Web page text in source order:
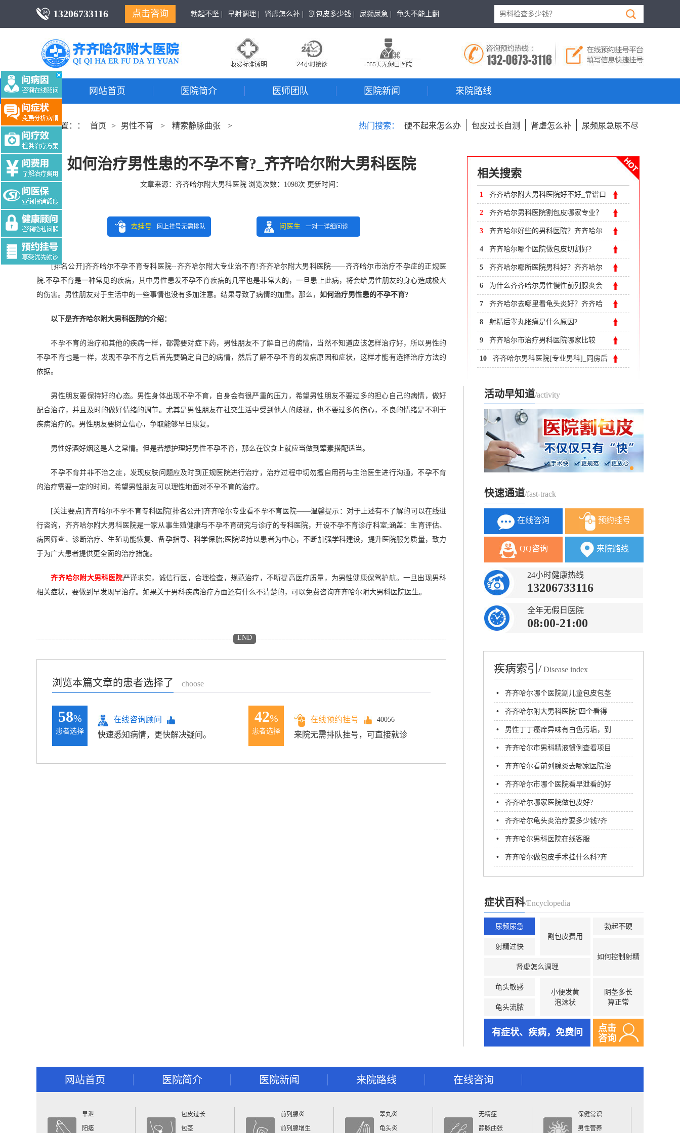
13206733116 点击咨询 勃起不坚 | 早射调理 | 肾虚怎么补 | 割包皮多少钱 | 尿频尿急 | 龟头不能上翻
网站首页 医院简介 医师团队 医院新闻 来院路线
当前位置：： 首页 > 男性不育 > 精索静脉曲张 > 热门搜索： 硬不起来怎么办 包皮过长自测 肾虚怎么补 尿频尿急尿不尽
如何治疗男性患的不孕不育?_齐齐哈尔附大男科医院
文章来源： 齐齐哈尔附大男科医院 浏览次数： 1098次 更新时间：
去挂号 网上挂号无需排队 问医生 一对一详细问诊
Tag:$tag
[排名公开]齐齐哈尔不孕不育专科医院--齐齐哈尔附大专业治不育!齐齐哈尔附大男科医院——齐齐哈尔市治疗不孕症的正规医
院.不孕不育是一种常见的疾病，其中男性患发不孕不育疾病的几率也是非常大的，一旦患上此病，将会给男性朋友的身心造成极大
的伤害。男性朋友对于生活中的一些事情也没有多加注意。结果导致了病情的加重。那么， 如何治疗男性患的不孕不育?
以下是齐齐哈尔附大男科医院的介绍：
不孕不育的治疗和其他的疾病一样，都需要对症下药，男性朋友不了解自己的病情，当然不知道应该怎样治疗好，所以男性的
不孕不育也是一样，发现不孕不育之后首先要确定自己的病情，然后了解不孕不育的发病原因和症状，这样才能有选择治疗方法的
依据。
男性朋友要保持好的心态。男性身体出现不孕不育，自身会有很严重的压力，希望男性朋友不要过多的担心自己的病情，做好
配合治疗，并且及时的做好情绪的调节。尤其是男性朋友在社交生活中受到他人的歧视，也不要过多的伤心，不良的情绪是不利于
疾病治疗的。男性朋友要树立信心，争取能够早日康复。
男性好酒好烟这是人之常情。但是若想护理好男性不孕不育，那么在饮食上就应当做到荤素搭配适当。
不孕不育并非不治之症，发现皮肤问题应及时到正规医院进行治疗，治疗过程中切勿擅自用药与主治医生进行沟通，不孕不育
的治疗需要一定的时间，希望男性朋友可以理性地面对不孕不育的治疗。
[关注要点]齐齐哈尔不孕不育专科医院[排名公开]齐齐哈尔专业看不孕不育医院——温馨提示：对于上述有不了解的可以在线进
行咨询，齐齐哈尔附大男科医院是一家从事生殖健康与不孕不育研究与诊疗的专科医院，开设不孕不育诊疗科室;涵盖：生育评估、
病因筛查、诊断治疗、生殖功能恢复、备孕指导、科学保胎;医院坚持以患者为中心，不断加强学科建设，提升医院服务质量，致力
于为广大患者提供更全面的治疗措施。
齐齐哈尔附大男科医院严谨求实，诚信行医，合理检查，规范治疗，不断提高医疗质量，为男性健康保驾护航。一旦出现男科
相关症状，要做到早发现早治疗。如果关于男科疾病治疗方面还有什么不清楚的，可以免费咨询齐齐哈尔附大男科医院医生。
END
浏览本篇文章的患者选择了 choose
58%
患者选择
在线咨询顾问
快速悉知病情，更快解决疑问。
42%
患者选择
在线预约挂号 40056
来院无需排队挂号，可直接就诊
相关搜索
1 齐齐哈尔附大男科医院好不好_靠谱口
碑
2 齐齐哈尔男科医院割包皮哪家专业？
齐市附大医院男科
3 齐齐哈尔好些的男科医院？齐齐哈尔
附大男科医院
4 齐齐哈尔哪个医院做包皮切割好?
5 齐齐哈尔哪所医院男科好？齐齐哈尔
附大男科医院
6 为什么齐齐哈尔男性慢性前列腺炎会
反复发作?
7 齐齐哈尔去哪里看龟头炎好？齐齐哈
尔附大男科医院
8 射精后睾丸胀痛是什么原因?
9 齐齐哈尔市治疗男科医院哪家比较
好？齐市附大医院男科
10 齐齐哈尔男科医院[专业男科]_同房后
活动早知道/activity
快速通道/fast-track
在线咨询 预约挂号
QQ咨询 来院路线
24小时健康热线
13206733116
全年无假日医院
08:00-21:00
疾病索引/ Disease index
• 齐齐哈尔哪个医院割儿童包皮包茎
好
• 齐齐哈尔附大男科医院“四个看得
见”诊疗新模式 赢得患者认可!
• ​男性丁丁瘙痒异味有白色污垢，到
齐齐哈尔哪家医院治疗​
• 齐齐哈尔市男科精液惯例查看项目
有哪些?
• 齐齐哈尔看前列腺炎去哪家医院治
疗好？齐齐哈尔附大男科医院
• 齐齐哈尔市哪个医院看早泄看的好
• 齐齐哈尔哪家医院做包皮好?
• 齐齐哈尔龟头炎治疗要多少钱?齐
齐哈尔附大男科医院
• 齐齐哈尔男科医院在线客服
• 齐齐哈尔做包皮手术挂什么科?齐
齐哈尔附大男科医院
症状百科/Encyclopedia
尿频尿急
割包皮费用
射精过快
肾虚怎么调理
龟头敏感
小便发黄
泡沫状
龟头流脓
勃起不硬
如何控制射精
阴茎多长
算正常
有症状、疾病，免费问
点击
咨询
网站首页 医院简介 医院新闻 来院路线 在线咨询
早泄
阳痿
包皮过长
包茎
前列腺炎
前列腺增生
睾丸炎
龟头炎
无精症
静脉曲张
保健常识
男性营养